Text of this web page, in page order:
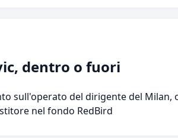
dentro o fuori
sull'operato del dirigente del Milan,
nel fondo RedBird